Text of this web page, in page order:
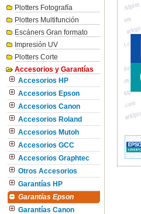
Plotters Fotografía
Plotters Multifunción
Escáners Gran formato
Impresión UV
Plotters Corte
Accesorios y Garantías
Accesorios HP
Accesorios Epson
Accesorios Canon
Accesorios Roland
Accesorios Mutoh
Accesorios GCC
Accesorios Graphtec
Otros Accesorios
Garantías HP
Garantías Epson
Garantías Canon